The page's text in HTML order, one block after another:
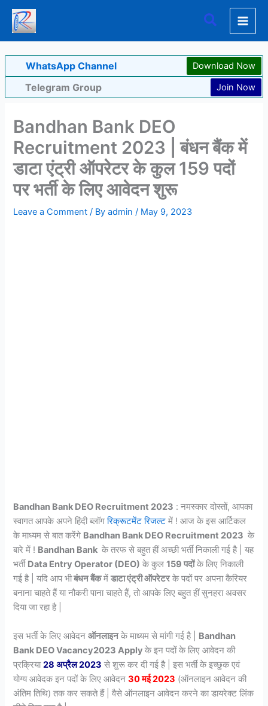
Skip
content
Search
WhatsApp Channel Download Now
Telegram Group Join Now
Bandhan Bank DEO
Recruitment 2023 | बंधन बैंक में
डाटा एंट्री ऑपरेटर के कुल 159 पदों
पर भर्ती के लिए आवेदन शुरू
Leave a Comment / Byadmin/ May 9, 2023
Bandhan Bank DEO Recruitment 2023 : नमस्कार दोस्तों, आपका
स्वागत आपके अपने हिंदी ब्लॉगरिक्रूटमेंट रिजल्ट में ! आज के इस आर्टिकल
के माध्यम से बात करेंगे Bandhan Bank DEO Recruitment 2023 के
बारे में ! Bandhan Bank के तरफ से बहुत हीं अच्छी भर्ती निकाली गई है | यह
भर्ती Data Entry Operator (DEO) के कुल159 पदोंके लिए निकाली
गई है | यदि आप भीबंधन बैंकमेंडाटा एंट्री ऑपरेटरके पदों पर अपना कैरियर
बनाना चाहते हैं या नौकरी पाना चाहते हैं, तो आपके लिए बहुत हीं सुनहरा अवसर
दिया जा रहा है |
इस भर्ती के लिए आवेदनऑनलाइनके माध्यम से मांगी गई है | Bandhan
Bank DEO Vacancy2023 Applyके इन पदों के लिए आवेदन की
प्रक्रिया28 अप्रैल 2023 से शुरू कर दी गई है | इस भर्ती के इच्छुक एवं
योग्य आवेदक इन पदों के लिए आवेदन30 मई 2023 (ऑनलाइन आवेदन की
अंतिम तिथि) तक कर सकते हैं | वैसे ऑनलाइन आवेदन करने का डायरेक्ट लिंक